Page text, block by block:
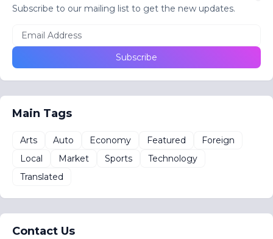
Subscribe to our mailing list to get the new updates.
Main Tags
Arts Auto Economy Featured
Foreign
Local
Market Sports
Technology
Translated
Contact Us